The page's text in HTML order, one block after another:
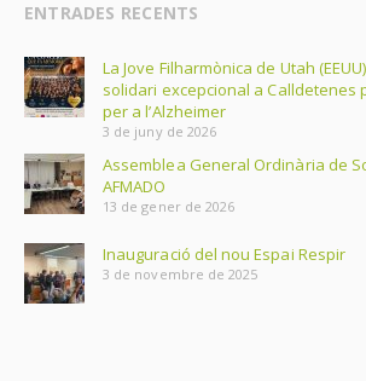
ENTRADES RECENTS
La Jove Filharmònica de Utah
solidari excepcional a Calldetenes
per a l’Alzheimer
3 de juny de 2026
Assemblea General Ordinària de
AFMADO
13 de gener de 2026
Inauguració del nou Espai Respir
3 de novembre de 2025